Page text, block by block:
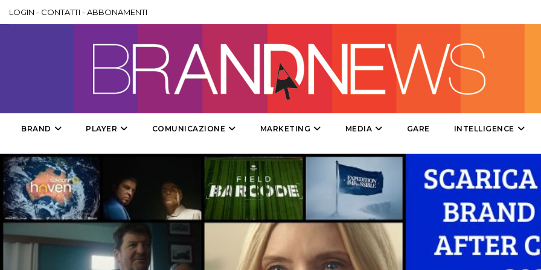
DESIGN
PUNTI VENDITA
CSR
LOGIN - CONTATTI -ABBONAMENTI
BRAND PLAYER COMUNICAZIONE MARKETING MEDIA GARE INTELLIGENCE